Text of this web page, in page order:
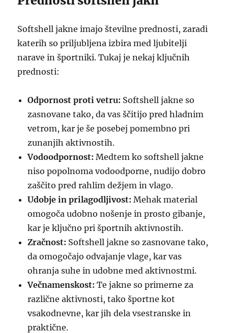
Softshell jakne imajo številne prednosti, zaradi
katerih so priljubljena izbira med ljubitelji
narave in športniki. Tukaj je nekaj ključnih
prednosti:
Odpornost proti vetru: Softshell jakne so
zasnovane tako, da vas ščitijo pred hladnim
vetrom, kar je še posebej pomembno pri
zunanjih aktivnostih.
Vodoodpornost: Medtem ko softshell jakne
niso popolnoma vodoodporne, nudijo dobro
zaščito pred rahlim dežjem in vlago.
Udobje in prilagodljivost: Mehak material
omogoča udobno nošenje in prosto gibanje,
kar je ključno pri športnih aktivnostih.
Zračnost: Softshell jakne so zasnovane tako,
da omogočajo odvajanje vlage, kar vas
ohranja suhe in udobne med aktivnostmi.
Večnamenskost: Te jakne so primerne za
različne aktivnosti, tako športne kot
vsakodnevne, kar jih dela vsestranske in
praktične.